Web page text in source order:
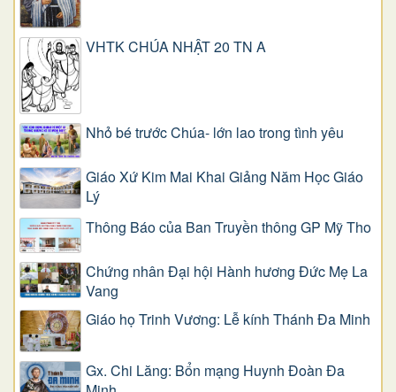
VHTK CHÚA NHẬT 20 TN A
Nhỏ bé trước Chúa- lớn lao trong tình yêu
Giáo Xứ Kim Mai Khai Giảng Năm Học Giáo
Lý
Thông Báo của Ban Truyền thông GP Mỹ Tho
Chứng nhân Đại hội Hành hương Đức Mẹ La
Vang
Giáo họ Trinh Vương: Lễ kính Thánh Đa Minh
Gx. Chi Lăng: Bổn mạng Huynh Đoàn Đa